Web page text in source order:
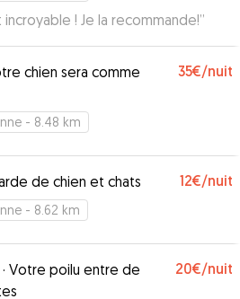
! Je la recommande!”
chien sera comme
35€/nuit
- 8.48 km
de chien et chats 12€/nuit
- 8.62 km
· Votre poilu entre de
20€/nuit